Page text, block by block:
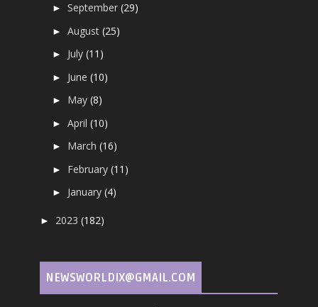
►September(29)
►August(25)
► July(11)
► June(10)
► May(8)
►April(10)
► March(16)
► February(11)
► January(4)
► 2023(182)
NEWSWORLDIX@GMAIL.COM